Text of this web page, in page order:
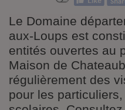
Le Domaine
aux-Loups est
entités ouvertes au
Maison de
régulièrement des
pour les